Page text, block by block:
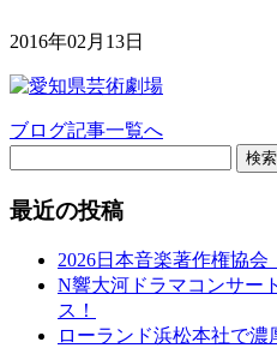
2016年02月13日
ブログ記事一覧へ
検索
最近の投稿
2026日本音楽著作権協
N響大河ドラマコンサー
ス！
ローランド浜松本社で濃